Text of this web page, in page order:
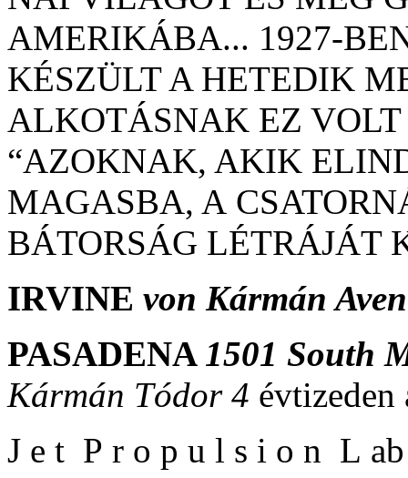
AMERIKÁBA... 1927-
KÉSZÜLT A HETEDIK
ALKOTÁSNAK EZ
“AZOKNAK, AKIK
MAGASBA, A
BÁTORSÁG LÉTRÁJÁT
IRVINE von Kármán
PASADENA 1501 South
Kármán Tódor 4 évtizeden
J e t P r o p u l s i o n L